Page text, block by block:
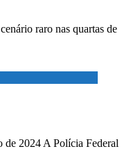
raro nas quartas de
de 2024 A Polícia Federal